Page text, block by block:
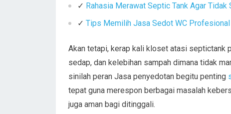
✓ Rahasia Merawat Septic Tank Agar Tidak
✓ Tips Memilih Jasa Sedot WC
Akan tetapi, kerap kali kloset atasi septictank
sedap, dan kelebihan sampah dimana tidak
sinilah peran Jasa penyedotan begitu penting
tepat guna merespon berbagai masalah
juga aman bagi ditinggali.